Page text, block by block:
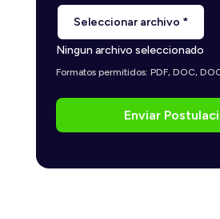
Seleccionar archivo *
Ningun archivo seleccionado
Formatos permitidos: PDF, DOC,
Enviar